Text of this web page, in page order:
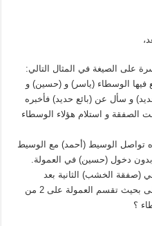
على الصيغة في المثال التالي:
فيها الوسطاء (ياسر) و (حسين) و
و سأل عن (بائع حديد) فأخبره
و استلام هؤلاء الوسطاء
تواصل الوسيط (أحمد) مع الوسيط
دخول (حسين) في العمولة.
(صفقة الخشب) الثانية بعد
استلامه عمولة من (صفقة الحديد) الأولى بحيث تقسم العمولة على 2 من